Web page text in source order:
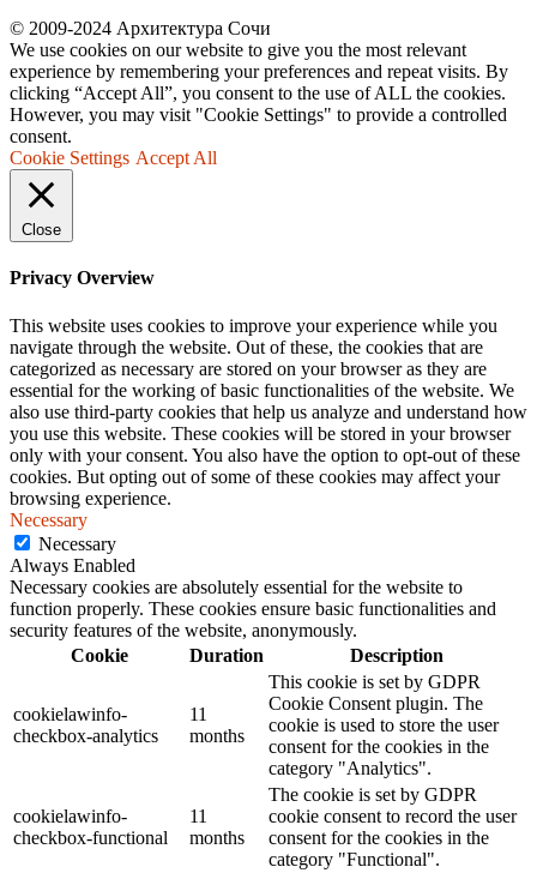
© 2009-2024 Архитектура Сочи
We use cookies on our website to give you the most relevant
experience by remembering your preferences and repeat visits. By
clicking “Accept All”, you consent to the use of ALL the cookies.
However, you may visit "Cookie Settings" to provide a controlled
consent.
Cookie Settings Accept All
Close
Privacy Overview
This website uses cookies to improve your experience while you
navigate through the website. Out of these, the cookies that are
categorized as necessary are stored on your browser as they are
essential for the working of basic functionalities of the website. We
also use third-party cookies that help us analyze and understand how
you use this website. These cookies will be stored in your browser
only with your consent. You also have the option to opt-out of these
cookies. But opting out of some of these cookies may affect your
browsing experience.
Necessary
Necessary
Always Enabled
Necessary cookies are absolutely essential for the website to
function properly. These cookies ensure basic functionalities and
security features of the website, anonymously.
Cookie
Duration Description
cookielawinfo-
checkbox-analytics
11
months
This cookie is set by GDPR
Cookie Consent plugin. The
cookie is used to store the user
consent for the cookies in the
category "Analytics".
cookielawinfo-
checkbox-functional
11
months
The cookie is set by GDPR
cookie consent to record the user
consent for the cookies in the
category "Functional".